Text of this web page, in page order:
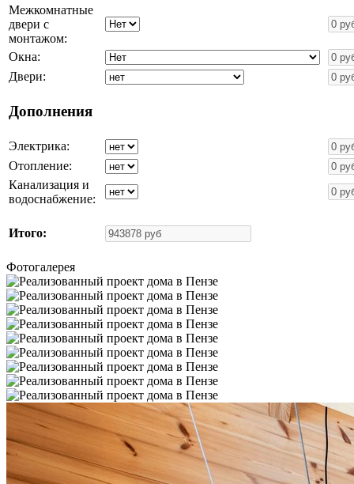
Межкомнатные
двери с
монтажом:
Окна:
Двери:
Дополнения
Электрика:
Отопление:
Канализация и
водоснабжение:
Итого:
Фотогалерея